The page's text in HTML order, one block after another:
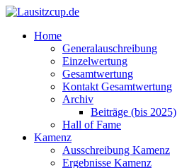
Home
Generalauschreibung
Einzelwertung
Gesamtwertung
Kontakt Gesamtwertung
Archiv
Beiträge (bis 2025)
Hall of Fame
Kamenz
Ausschreibung Kamenz
Ergebnisse Kamenz